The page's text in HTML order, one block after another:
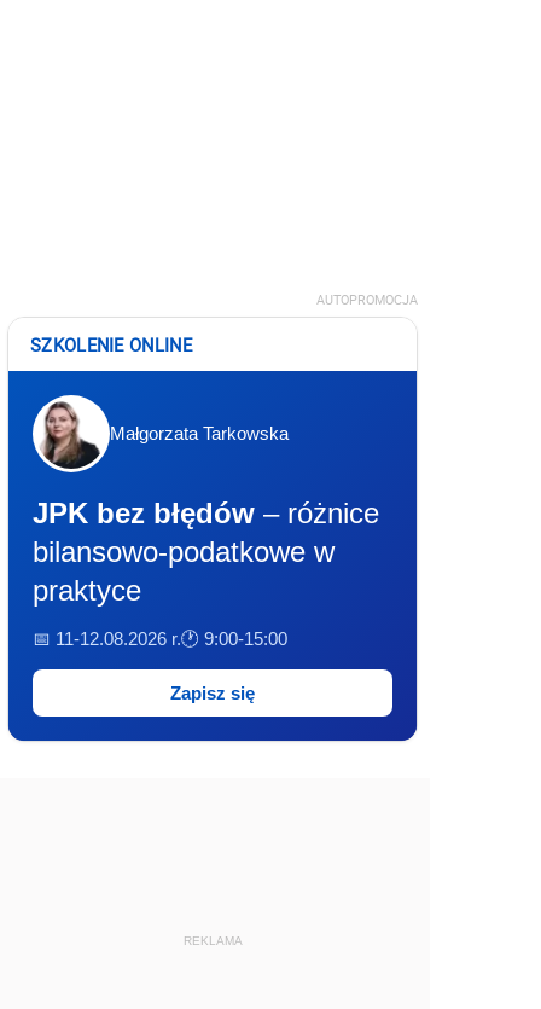
AUTOPROMOCJA
SZKOLENIE ONLINE
Małgorzata Tarkowska
JPK bez błędów – różnice
bilansowo-podatkowe w
praktyce
📅 11-12.08.2026 r.🕐 9:00-15:00
Zapisz się
REKLAMA